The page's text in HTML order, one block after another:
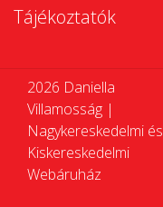
Tájékoztatók
2026 Daniella
Villamosság |
Nagykereskedelmi és
Kiskereskedelmi
Webáruház